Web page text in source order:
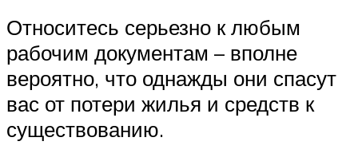
Относитесь серьезно к любым
рабочим документам – вполне
вероятно, что однажды они спасут
вас от потери жилья и средств к
существованию.